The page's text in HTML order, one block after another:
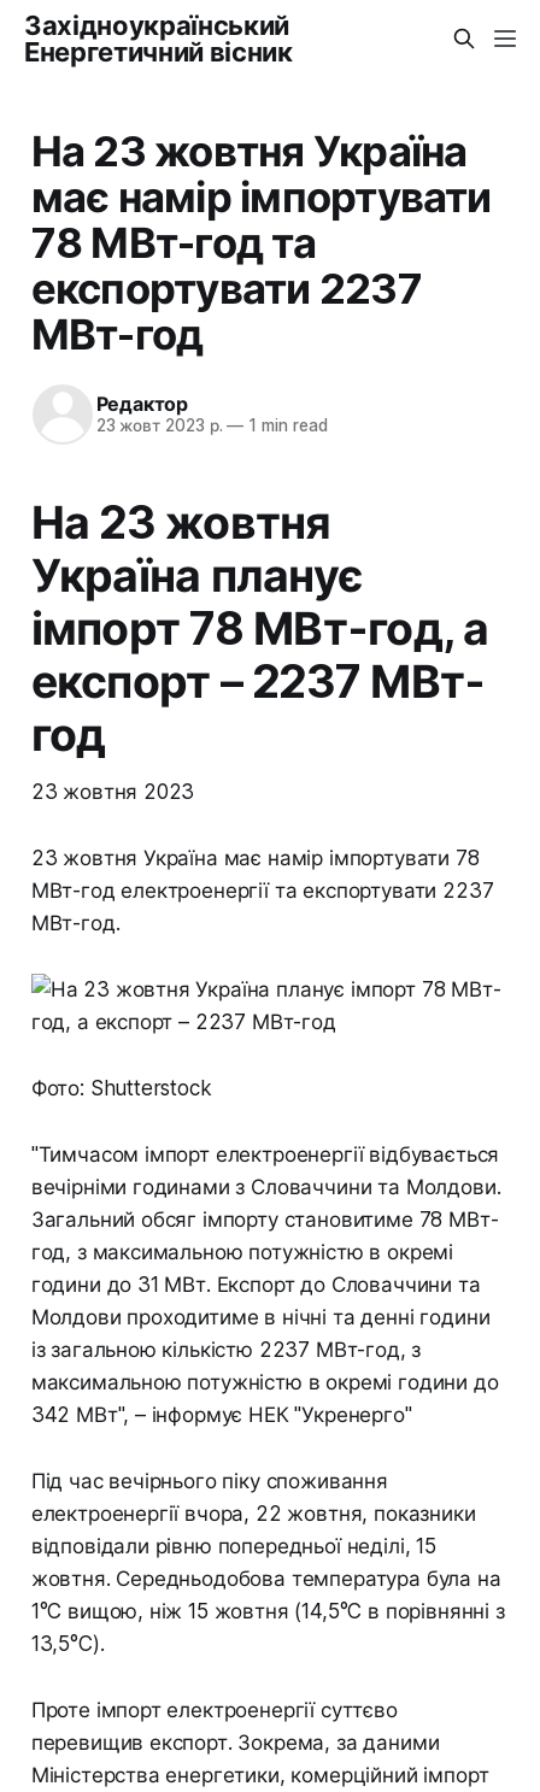
Західноукраїнський
Енергетичний вісник
На 23 жовтня Україна
має намір імпортувати
78 МВт-год та
експортувати 2237
МВт-год
Редактор
23 жовт 2023 р. — 1 min read
На 23 жовтня
Україна планує
імпорт 78 МВт-год, а
експорт – 2237 МВт-
год
23 жовтня 2023
23 жовтня Україна має намір імпортувати 78
МВт-год електроенергії та експортувати 2237
МВт-год.
Фото: Shutterstock
"Тимчасом імпорт електроенергії відбувається
вечірніми годинами з Словаччини та Молдови.
Загальний обсяг імпорту становитиме 78 МВт-
год, з максимальною потужністю в окремі
години до 31 МВт. Експорт до Словаччини та
Молдови проходитиме в нічні та денні години
із загальною кількістю 2237 МВт-год, з
максимальною потужністю в окремі години до
342 МВт", – інформує НЕК "Укренерго"
Під час вечірнього піку споживання
електроенергії вчора, 22 жовтня, показники
відповідали рівню попередньої неділі, 15
жовтня. Середньодобова температура була на
1°C вищою, ніж 15 жовтня (14,5°C в порівнянні з
13,5°C).
Проте імпорт електроенергії суттєво
перевищив експорт. Зокрема, за даними
Міністерства енергетики, комерційний імпорт